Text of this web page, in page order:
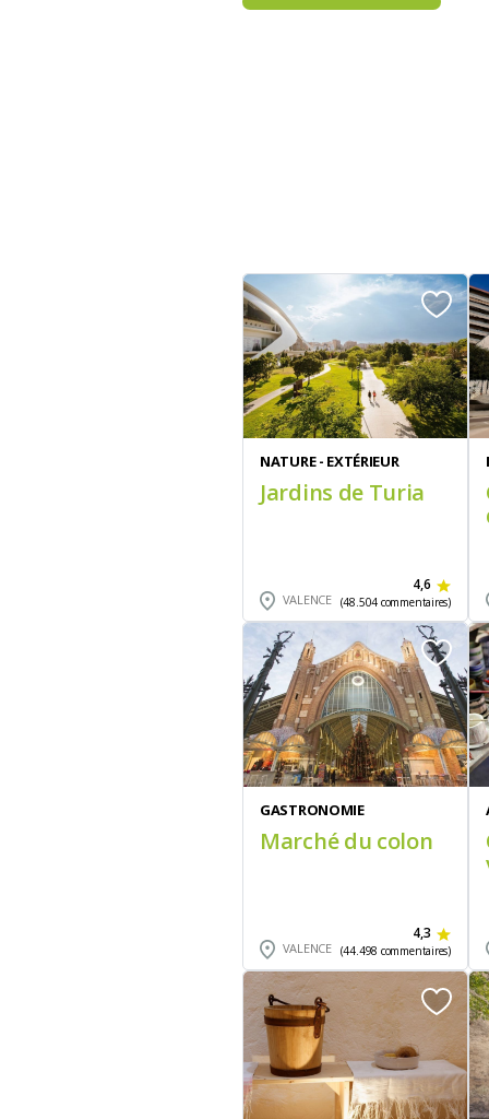
NATURE - EXTÉRIEUR
Jardins de Turia
VALENCE
4,6
(48.504 commentaires)
GASTRONOMIE
Marché du colon
VALENCE
4,3
(44.498 commentaires)